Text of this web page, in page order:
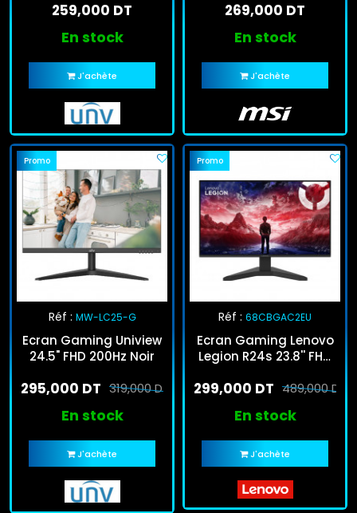
259,000 DT
En stock
J'achète
269,000 DT
En stock
J'achète
Promo
Réf : MW-LC25-G
Ecran Gaming Uniview
24.5" FHD 200Hz Noir
319,000 DT
295,000 DT
En stock
J'achète
Promo
Réf : 68CBGAC2EU
Ecran Gaming Lenovo
Legion R24s 23.8'' FHD
489,000 DT
299,000 DT
En stock
J'achète